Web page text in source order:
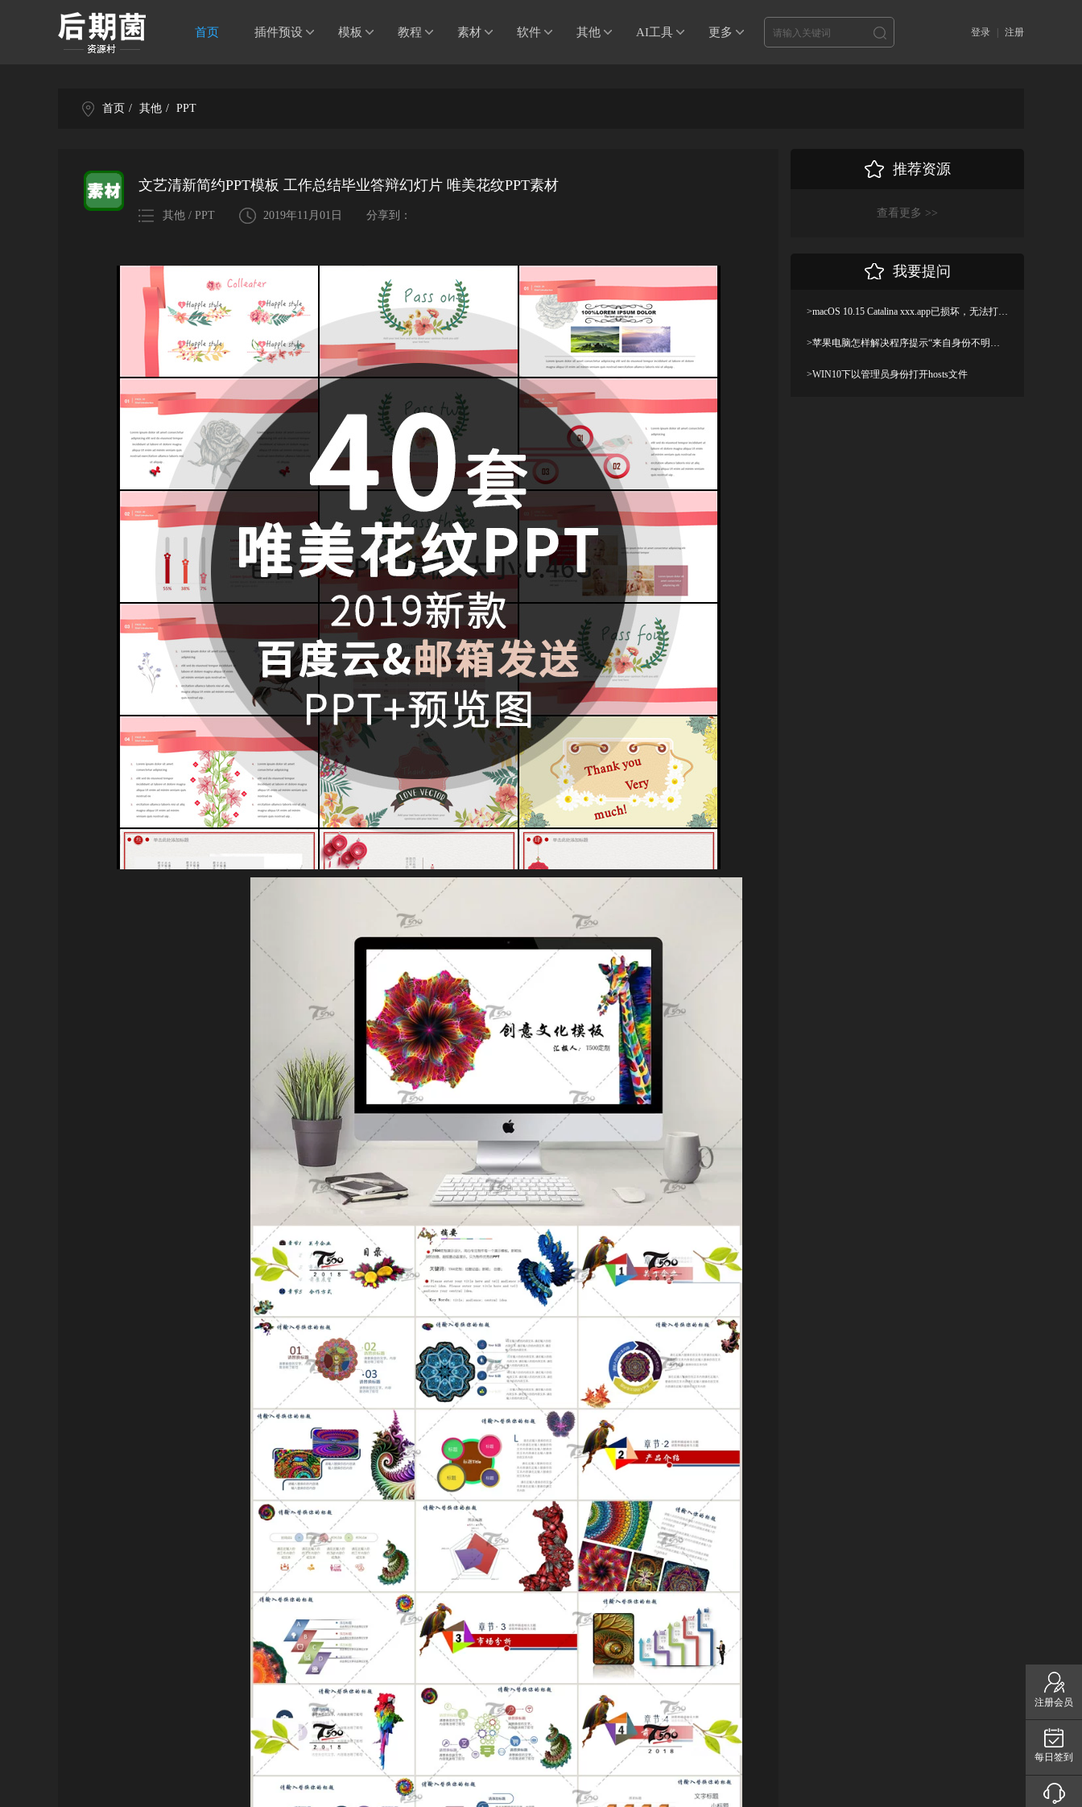
首页 插件预设 模板 教程 素材 软件 其他 AI工具 更多 登录 注册
首页 / 其他 / PPT
文艺清新简约PPT模板 工作总结毕业答辩幻灯片 唯美花纹PPT素材
其他 / PPT 2019年11月01日 分享到：
推荐资源
查看更多 >>
我要提问
>macOS 10.15 Catalina xxx.app已损坏，无法打开，你应该将它移到废纸篓解决方法
>苹果电脑怎样解决程序提示“来自身份不明开发者”及设置显示出“允许任何来源”
>WIN10下以管理员身份打开hosts文件
注册会员
每日签到